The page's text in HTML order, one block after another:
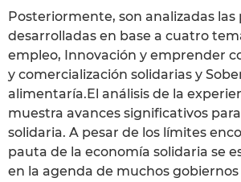
Posteriormente, son analizadas
desarrolladas en base a cuatro
empleo, Innovación y emprender
y comercialización solidarias y
alimentaría.El análisis de la
muestra avances significativos
solidaria. A pesar de los límites
pauta de la economía solidaria se
en la agenda de muchos